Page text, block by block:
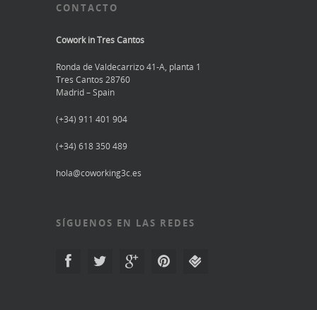
CONTACTO
Cowork in Tres Cantos
Ronda de Valdecarrizo 41-A, planta 1
Tres Cantos 28760
Madrid – Spain
(+34) 911 401 904
(+34) 618 350 489
hola@coworking3c.es
SÍGUENOS EN LAS REDES